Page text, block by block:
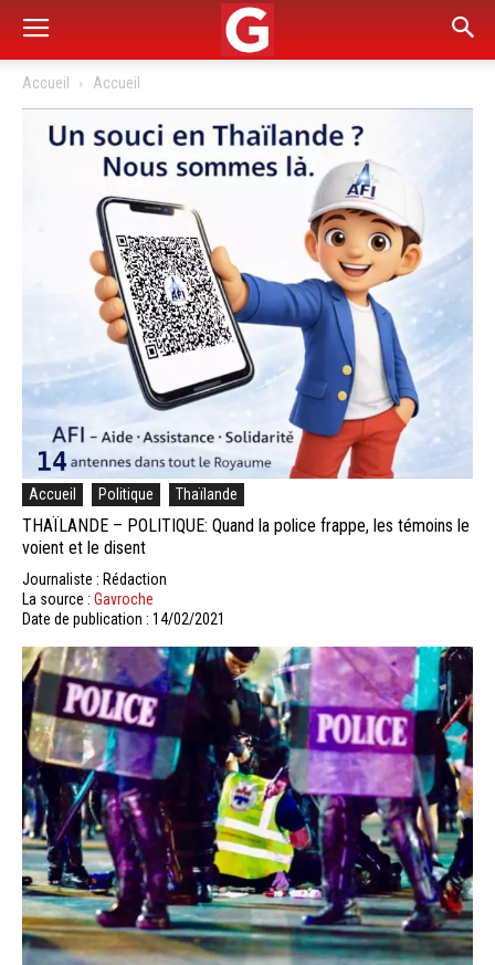
Accueil Accueil
Accueil Politique Thaïlande
THAÏLANDE – POLITIQUE: Quand la police frappe, les témoins le
voient et le disent
Journaliste : Rédaction
La source : Gavroche
Date de publication : 14/02/2021